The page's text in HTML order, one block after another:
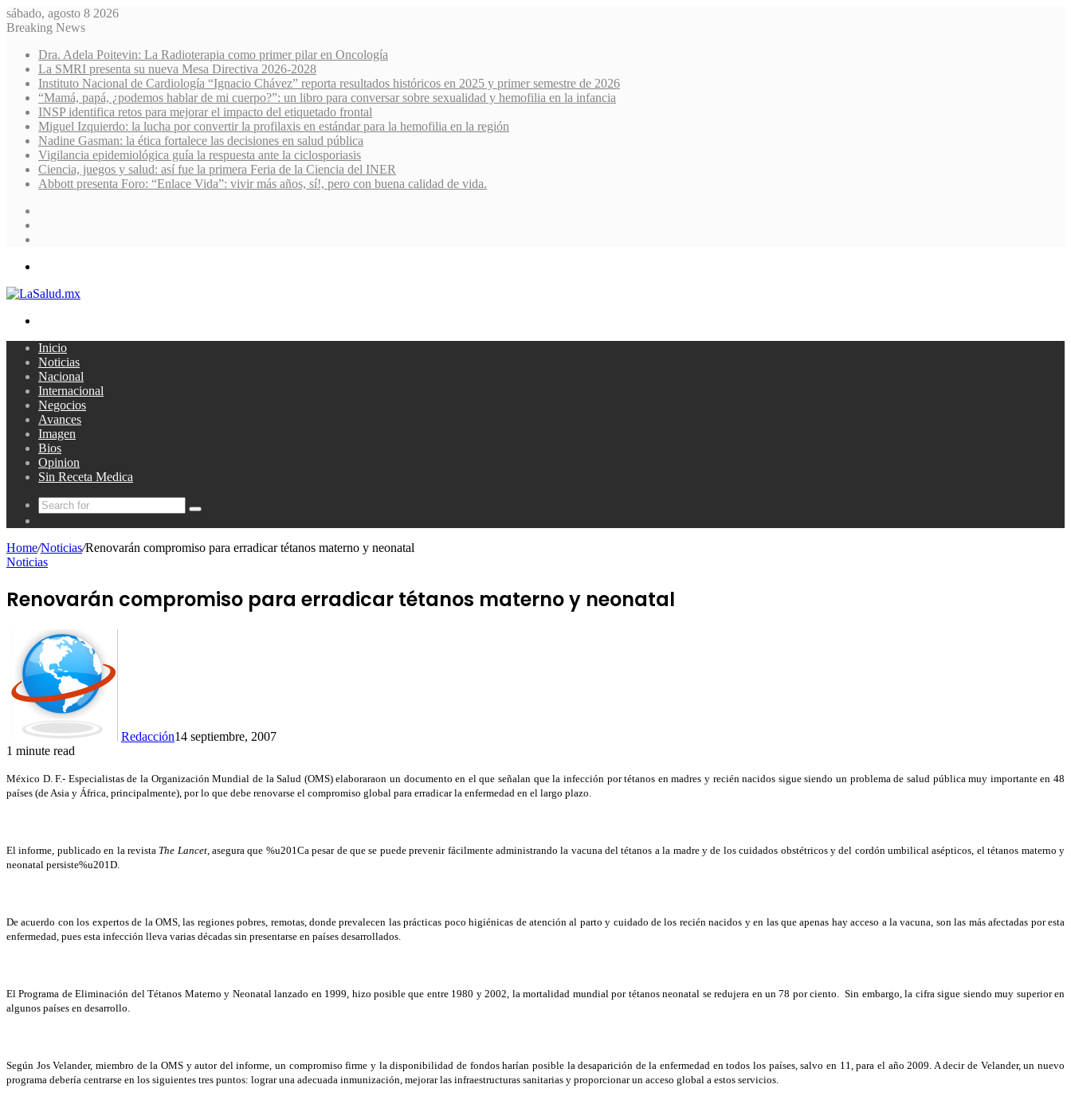
sábado, agosto 8 2026
Breaking News
Dra. Adela Poitevin: La Radioterapia como primer pilar en Oncología
La SMRI presenta su nueva Mesa Directiva 2026-2028
Instituto Nacional de Cardiología “Ignacio Chávez” reporta resultados históricos en 2025 y primer semestre de 2026
“Mamá, papá, ¿podemos hablar de mi cuerpo?”: un libro para conversar sobre sexualidad y hemofilia en la infancia
INSP identifica retos para mejorar el impacto del etiquetado frontal
Miguel Izquierdo: la lucha por convertir la profilaxis en estándar para la hemofilia en la región
Nadine Gasman: la ética fortalece las decisiones en salud pública
Vigilancia epidemiológica guía la respuesta ante la ciclosporiasis
Ciencia, juegos y salud: así fue la primera Feria de la Ciencia del INER
Abbott presenta Foro: “Enlace Vida”: vivir más años, sí!, pero con buena calidad de vida.
Inicio
Noticias
Nacional
Internacional
Negocios
Avances
Imagen
Bios
Opinion
Sin Receta Medica
Search
for
Home/Noticias/Renovarán compromiso para erradicar tétanos materno y neonatal
Noticias
Renovarán compromiso para erradicar tétanos materno y neonatal
Redacción14 septiembre, 2007
1 minute read
México D. F.- Especialistas dela Organización Mundial de la Salud (OMS) elaboraraon un documento en el que señalan que la infección por tétanos en madres y recién nacidos sigue siendo un problema de salud pública muy importante en 48
países (de Asia y África, principalmente), por lo que debe renovarse el compromiso global para erradicar la enfermedad en el largo plazo.
El informe, publicado en la revista The Lancet, asegura que %u201Ca pesar de que se puede prevenir fácilmente administrando la vacuna del tétanos a la madre y de los cuidados obstétricos y del cordón umbilical asépticos, el tétanos materno y
neonatal persiste%u201D.
De acuerdo con los expertos de la OMS, las regiones pobres, remotas, donde prevalecen las prácticas poco higiénicas de atención al parto y cuidado de los recién nacidos y en las que apenas hay acceso a la vacuna, son las más afectadas por esta
enfermedad, pues esta infección lleva varias décadas sin presentarse en países desarrollados.
El Programa de Eliminación del Tétanos Materno y Neonatal lanzado en 1999, hizo posible que entre 1980 y 2002, la mortalidad mundial por tétanos neonatal se redujera en un 78 por ciento.
Sin embargo, la cifra sigue siendo muy superior en
algunos países en desarrollo.
Según Jos Velander, miembro dela OMSy autor del informe, un compromiso firme y la disponibilidad de fondos harían posible la desaparición de la enfermedad en todos los países, salvo en 11, para el año2009. Adecir de Velander, un nuevo
programa debería centrarse en los siguientes tres puntos: lograr una adecuada inmunización, mejorar las infraestructuras sanitarias y proporcionar un acceso global a estos servicios.